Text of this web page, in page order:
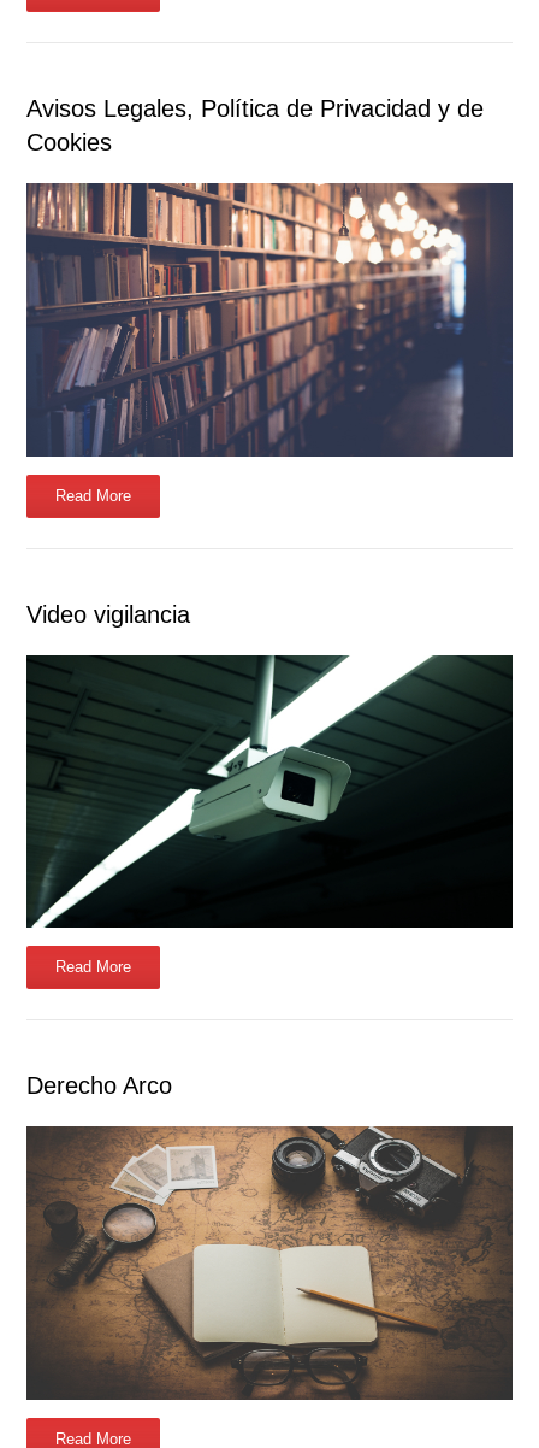
Avisos Legales, Política de Privacidad y de
Cookies
Read More
Video vigilancia
Read More
Derecho Arco
Read More